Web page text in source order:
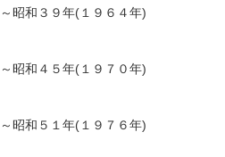
昭和３９年(１９６４年)
昭和４５年(１９７０年)
昭和５１年(１９７６年)